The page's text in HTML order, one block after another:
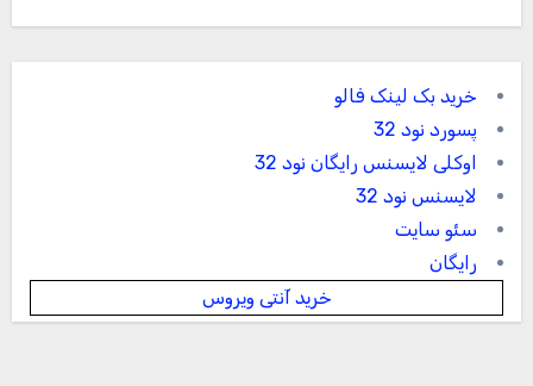
خرید بک لینک فالو
پسورد نود 32
اوکلی لایسنس رایگان نود 32
لایسنس نود 32
سئو سایت
رایگان
خرید آنتی ویروس